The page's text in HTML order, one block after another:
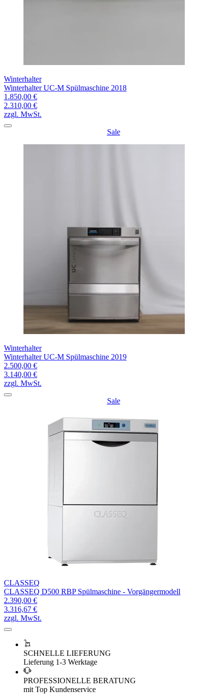
Winterhalter
Winterhalter UC-M Spülmaschine 2018
1.850,00 €
2.310,00 €
zzgl. MwSt.
Sale
Winterhalter
Winterhalter UC-M Spülmaschine 2019
2.500,00 €
3.140,00 €
zzgl. MwSt.
Sale
CLASSEQ
CLASSEQ D500 RBP Spülmaschine - Vorgängermodell
2.390,00 €
3.316,67 €
zzgl. MwSt.
SCHNELLE LIEFERUNG
Lieferung 1-3 Werktage
PROFESSIONELLE BERATUNG
mit Top Kundenservice